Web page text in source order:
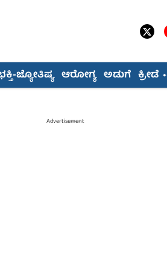
ಜ್ಯೋತಿಷ್ಯ ಆರೋಗ್ಯ ಅಡುಗೆ ಕ್ರೀಡೆ
Advertisement